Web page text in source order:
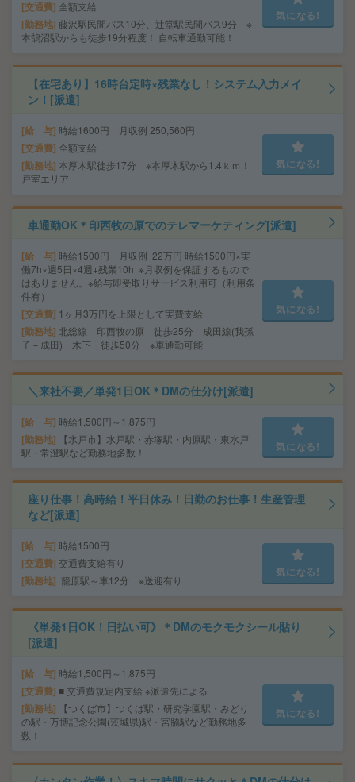
交通費 全額支給
勤務地 藤沢駅民間バス10分、辻堂駅民間バス9分 ※
本鵠沼駅からも徒歩19分程度！ 自転車通勤可能！
気になる!
【在宅あり】16時台定時×残業なし！システム入力メイ
ン！[派遣]
給 与 時給1600円 月収例 250,560円
交通費 全額支給
勤務地 本厚木駅徒歩17分 ※本厚木駅から1.4ｋｍ！
戸室エリア
気になる!
車通勤OK＊印西牧の原でのテレマーケティング[派遣]
給 与 時給1500円 月収例 22万円 時給1500円×実
働7h×週5日×4週+残業10h ※月収例を保証するもので
はありません。※給与即受取りサービス利用可（利用条
件有）
交通費 1ヶ月3万円を上限として実費支給
勤務地 北総線 印西牧の原 徒歩25分 成田線(我孫
子－成田) 木下 徒歩50分 ※車通勤可能
気になる!
＼来社不要／単発1日OK＊DMの仕分け[派遣]
給 与 時給1,500円～1,875円
勤務地
【水戸市】水戸駅・赤塚駅・内原駅・東水戸
駅・常澄駅など勤務地多数！
気になる!
座り仕事！高時給！平日休み！日勤のお仕事！生産管理
など[派遣]
給 与 時給1500円
交通費 交通費支給有り
勤務地 籠原駅～車12分 ※送迎有り
気になる!
《単発1日OK！日払い可》＊DMのモクモクシール貼り
[派遣]
給 与 時給1,500円～1,875円
交通費 ■ 交通費規定内支給 ※派遣先による
勤務地
【つくば市】つくば駅・研究学園駅・みどり
の駅・万博記念公園(茨城県)駅・宮脇駅など勤務地多
数！
気になる!